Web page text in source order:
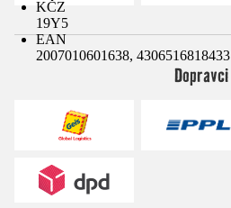
KČZ
19Y5
EAN
2007010601638, 4306516818433
Dopravci